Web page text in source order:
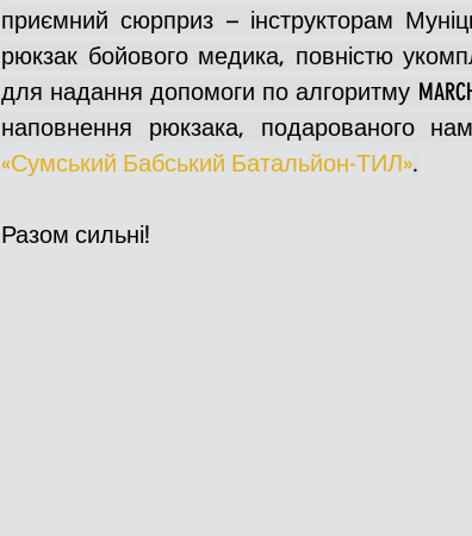
Адмінпротокол Свята Поліція
Війна Розмінування Добровільна
Курс спротиву
приємний сюрприз – інструкторам
рюкзак бойового медика, повністю
для надання допомоги по алгоритму
наповнення рюкзака, подарованого
«Сумський Бабський Батальйон-ТИЛ».
Разом сильні!